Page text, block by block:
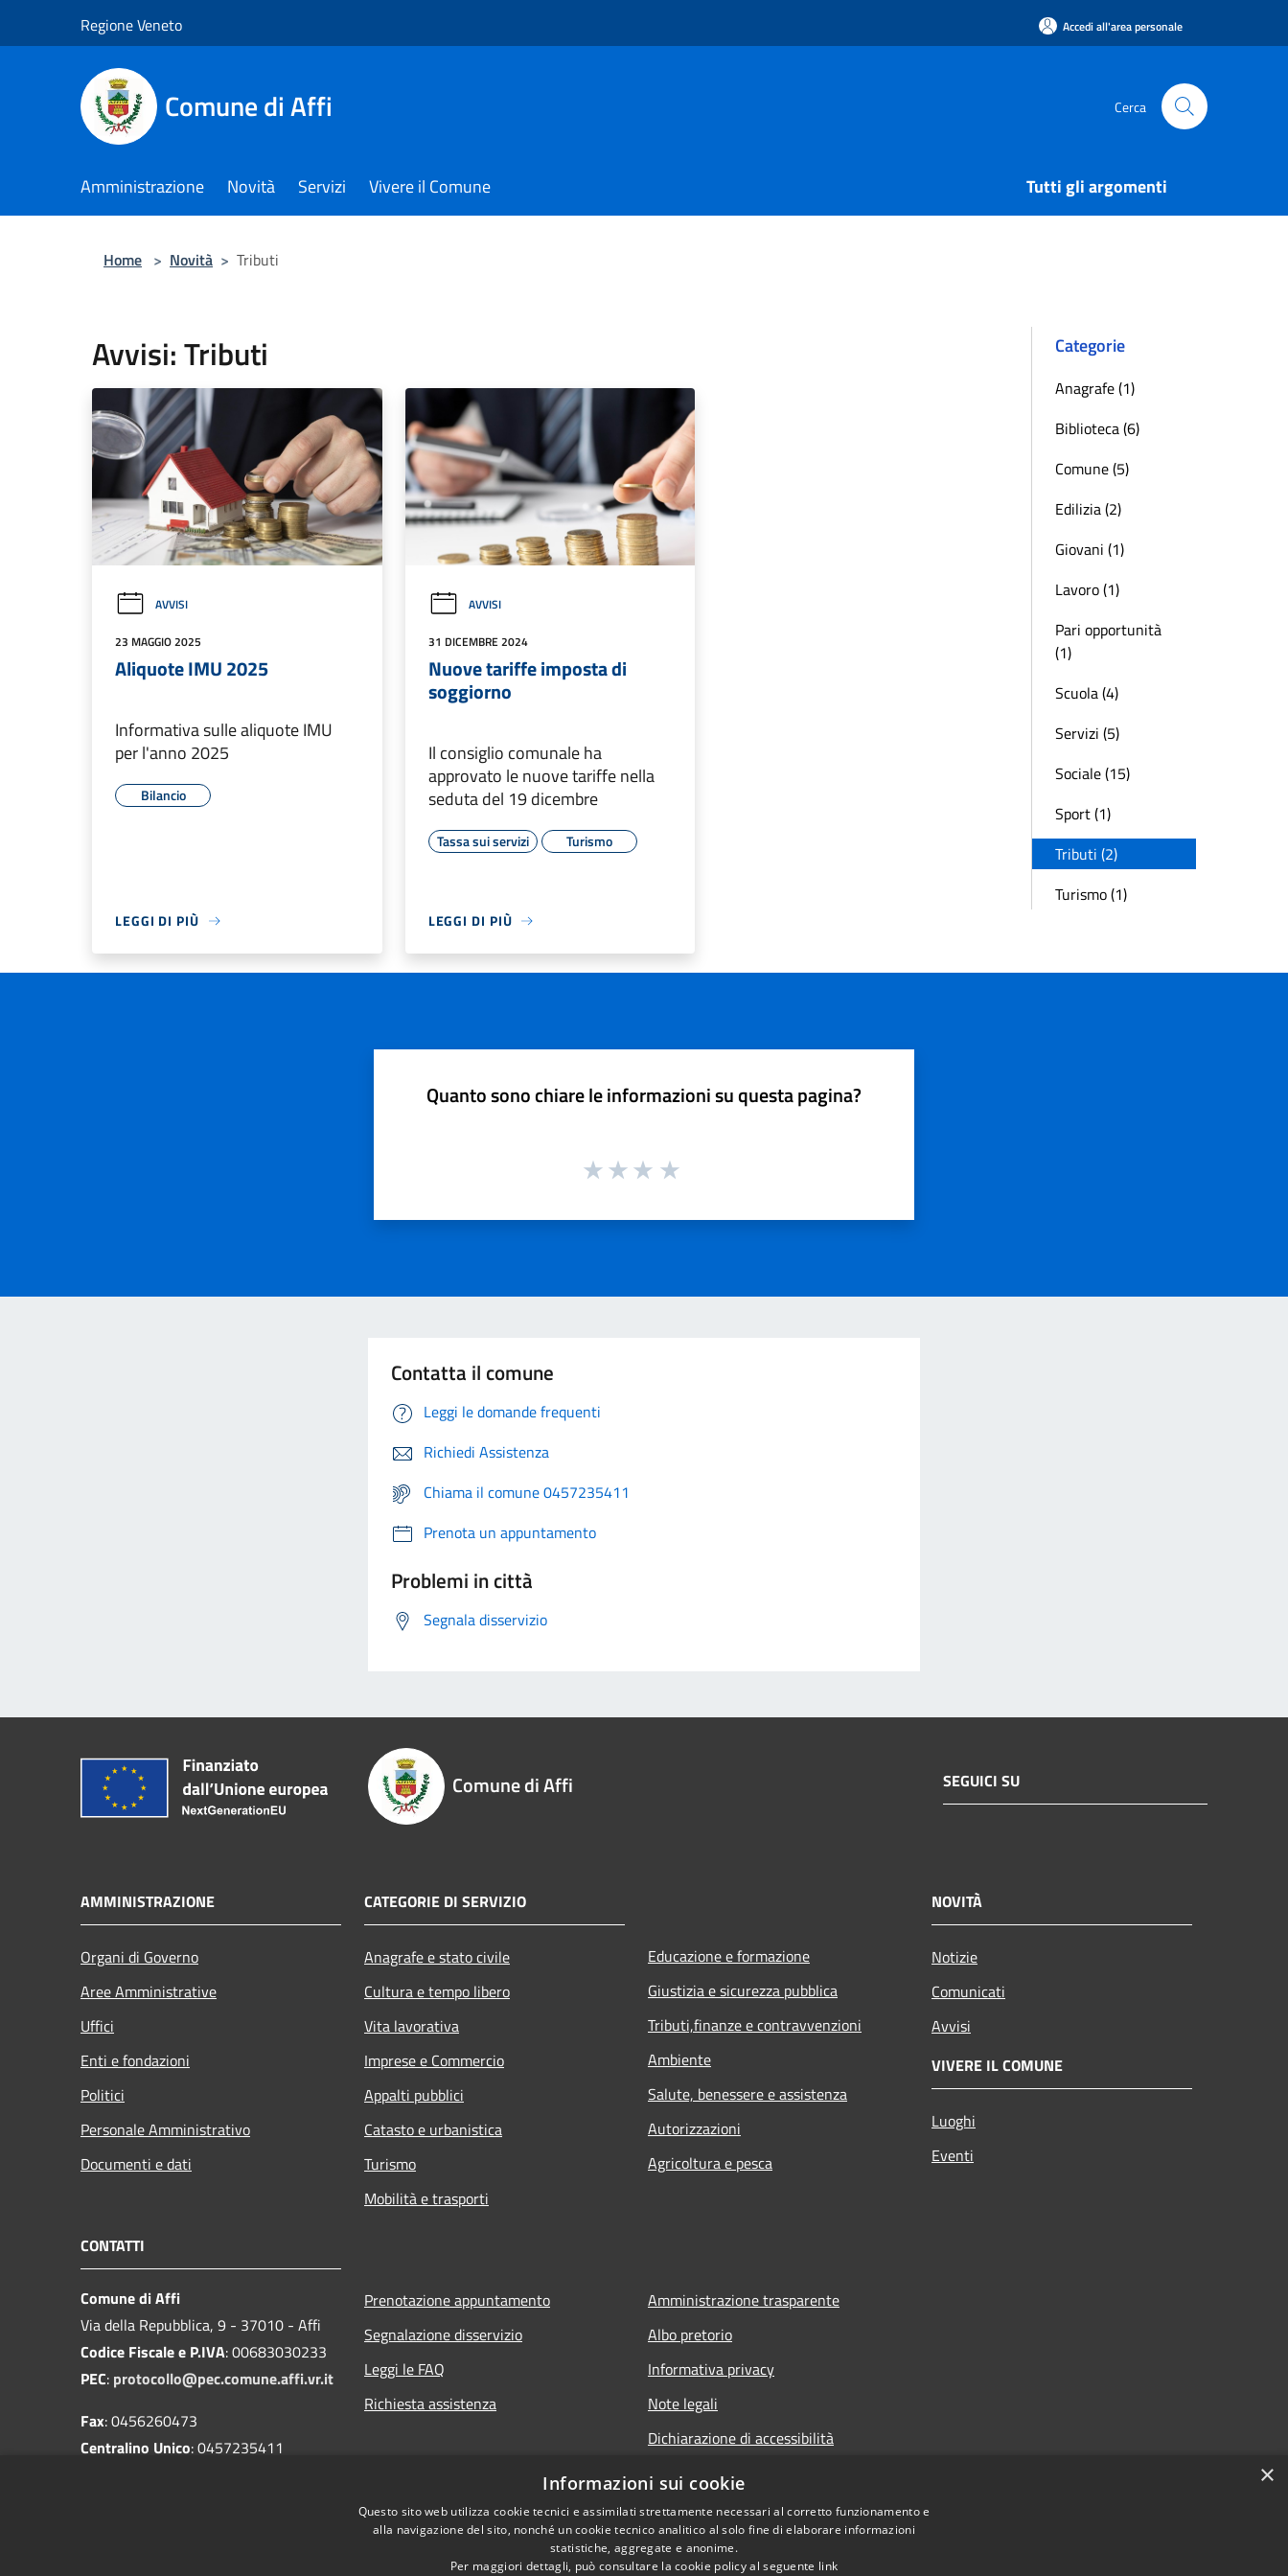
Regione Veneto Accedi all'area personale
Comune di Affi Cerca
Amministrazione Novità Servizi Vivere il Comune Tutti gli argomenti
Home > Novità > Tributi
Avvisi: Tributi
AVVISI
23 MAGGIO 2025
Aliquote IMU 2025
Informativa sulle aliquote IMU
per l'anno 2025
Bilancio
LEGGI DI PIÙ
AVVISI
31 DICEMBRE 2024
Nuove tariffe imposta di
soggiorno
Il consiglio comunale ha
approvato le nuove tariffe nella
seduta del 19 dicembre
Tassa sui servizi Turismo
LEGGI DI PIÙ
Categorie
Anagrafe (1)
Biblioteca (6)
Comune (5)
Edilizia (2)
Giovani (1)
Lavoro (1)
Pari opportunità
(1)
Scuola (4)
Servizi (5)
Sociale (15)
Sport (1)
Tributi (2)
Turismo (1)
Quanto sono chiare le informazioni su questa pagina?
Contatta il comune
Leggi le domande frequenti
Richiedi Assistenza
Chiama il comune 0457235411
Prenota un appuntamento
Problemi in città
Segnala disservizio
Comune di Affi SEGUICI SU
AMMINISTRAZIONE
Organi di Governo
Aree Amministrative
Uffici
Enti e fondazioni
Politici
Personale Amministrativo
Documenti e dati
CATEGORIE DI SERVIZIO
Anagrafe e stato civile
Cultura e tempo libero
Vita lavorativa
Imprese e Commercio
Appalti pubblici
Catasto e urbanistica
Turismo
Mobilità e trasporti
Educazione e formazione
Giustizia e sicurezza pubblica
Tributi,finanze e contravvenzioni
Ambiente
Salute, benessere e assistenza
Autorizzazioni
Agricoltura e pesca
NOVITÀ
Notizie
Comunicati
Avvisi
VIVERE IL COMUNE
Luoghi
Eventi
CONTATTI
Comune di Affi
Via della Repubblica, 9 - 37010 - Affi
Codice Fiscale e P.IVA: 00683030233
PEC: protocollo@pec.comune.affi.vr.it
Fax: 0456260473
Centralino Unico: 0457235411
Prenotazione appuntamento
Segnalazione disservizio
Leggi le FAQ
Richiesta assistenza
Amministrazione trasparente
Albo pretorio
Informativa privacy
Note legali
Dichiarazione di accessibilità
×
Informazioni sui cookie
Questo sito web utilizza cookie tecnici e assimilati strettamente necessari al corretto funzionamento e
alla navigazione del sito, nonché un cookie tecnico analitico al solo fine di elaborare informazioni
statistiche, aggregate e anonime.
Per maggiori dettagli, può consultare la cookie policy al seguente link